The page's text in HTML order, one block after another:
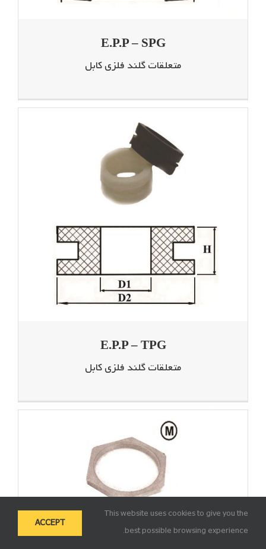
E.P.P – SPG
متعلقات گلند فلزی کابل
E.P.P – TPG
متعلقات گلند فلزی کابل
This website uses cookies to give you the
best possible browsing experience.
ACCEPT